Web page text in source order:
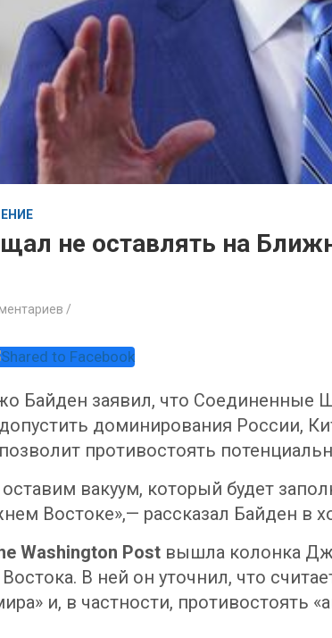
не оставлять на
Байден заявил, что Соединенные
доминирования России,
противостоять
вакуум, который будет
Востоке»,— рассказал Байден в
Washington Post вышла колонка
В ней он уточнил, что
и, в частности, противостоять